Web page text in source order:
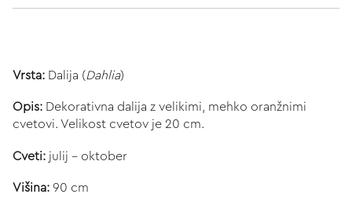
Vrsta: Dalija (Dahlia)
Opis: Dekorativna dalija z velikimi, mehko oranžnimi
cvetovi. Velikost cvetov je 20 cm.
Cveti: julij - oktober
Višina: 90 cm